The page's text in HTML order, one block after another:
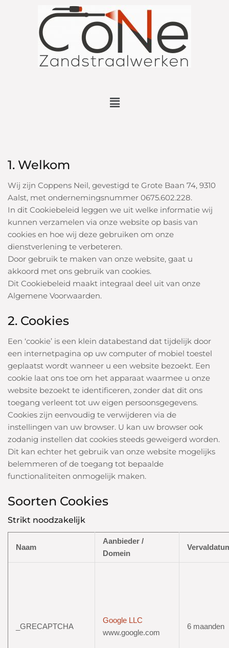
1. Welkom
Wij zijn Coppens Neil, gevestigd te Grote Baan 74, 9310
Aalst, met ondernemingsnummer 0675.602.228.
In dit Cookiebeleid leggen we uit welke informatie wij
kunnen verzamelen via onze website op basis van
cookies en hoe wij deze gebruiken om onze
dienstverlening te verbeteren.
Door gebruik te maken van onze website, gaat u
akkoord met ons gebruik van cookies.
Dit Cookiebeleid maakt integraal deel uit van onze
Algemene Voorwaarden.
2. Cookies
Een ‘cookie’ is een klein databestand dat tijdelijk door
een internetpagina op uw computer of mobiel toestel
geplaatst wordt wanneer u een website bezoekt. Een
cookie laat ons toe om het apparaat waarmee u onze
website bezoekt te identificeren, zonder dat dit ons
toegang verleent tot uw eigen persoonsgegevens.
Cookies zijn eenvoudig te verwijderen via de
instellingen van uw browser. U kan uw browser ook
zodanig instellen dat cookies steeds geweigerd worden.
Dit kan echter het gebruik van onze website mogelijks
belemmeren of de toegang tot bepaalde
functionaliteiten onmogelijk maken.
Soorten Cookies
Strikt noodzakelijk
Naam
Aanbieder /
Domein
_GRECAPTCHA
Google LLC
www.google.com
6 maanden